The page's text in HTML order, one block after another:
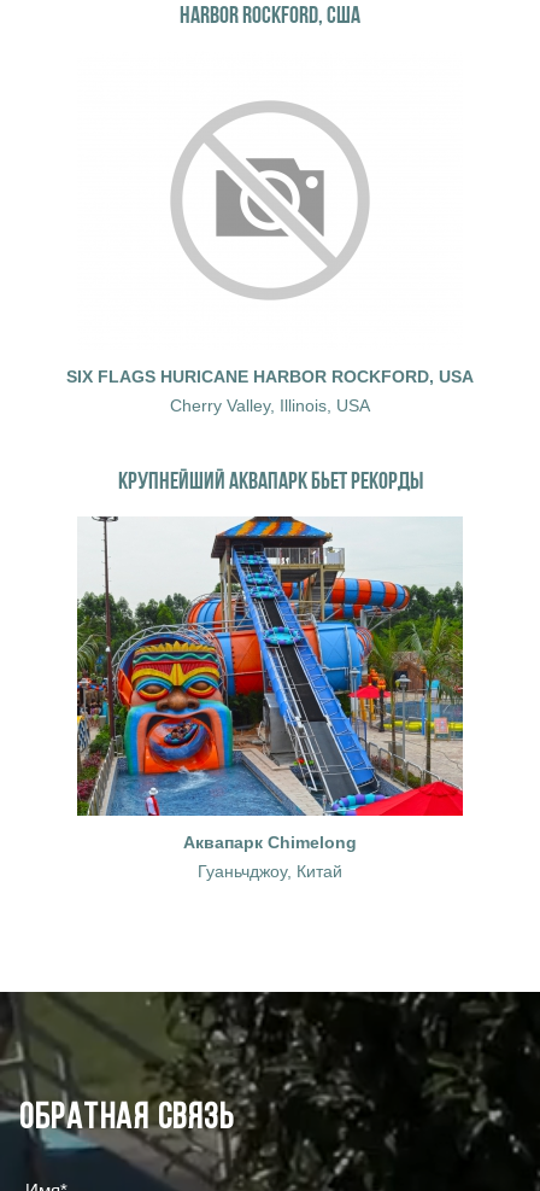
HARBOR ROCKFORD, США
SIX FLAGS HURICANE HARBOR ROCKFORD, USA
Cherry Valley, Illinois, USA
КРУПНЕЙШИЙ АКВАПАРК БЬЕТ РЕКОРДЫ
Аквапарк Chimelong
Гуаньчджоу, Китай
Обратная связь